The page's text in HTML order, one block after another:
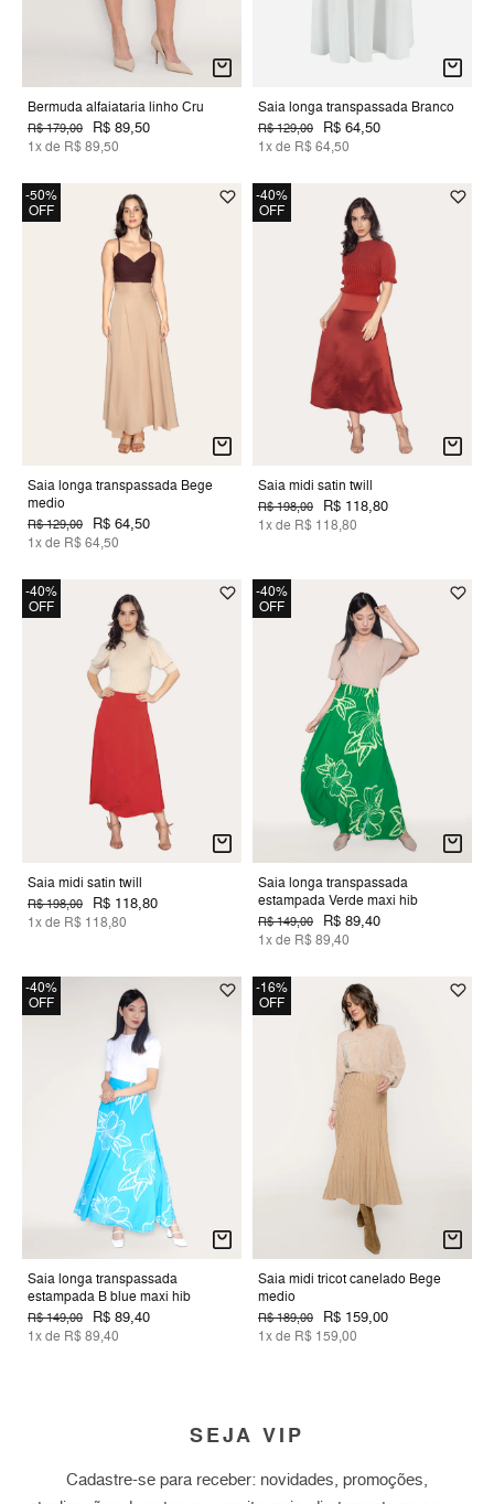
Bermuda alfaiataria linho Cru
R$ 179,00 R$ 89,50
1x de R$ 89,50
Saia longa transpassada Branco
R$ 129,00 R$ 64,50
1x de R$ 64,50
-50%
OFF
Saia longa transpassada Bege
medio
R$ 129,00 R$ 64,50
1x de R$ 64,50
-40%
OFF
Saia midi satin twill
R$ 198,00 R$ 118,80
1x de R$ 118,80
-40%
OFF
Saia midi satin twill
R$ 198,00 R$ 118,80
1x de R$ 118,80
-40%
OFF
Saia longa transpassada
estampada Verde maxi hib
R$ 149,00 R$ 89,40
1x de R$ 89,40
-40%
OFF
Saia longa transpassada
estampada B blue maxi hib
R$ 149,00 R$ 89,40
1x de R$ 89,40
-16%
OFF
Saia midi tricot canelado Bege
medio
R$ 189,00 R$ 159,00
1x de R$ 159,00
SEJA VIP
Cadastre-se para receber: novidades, promoções,